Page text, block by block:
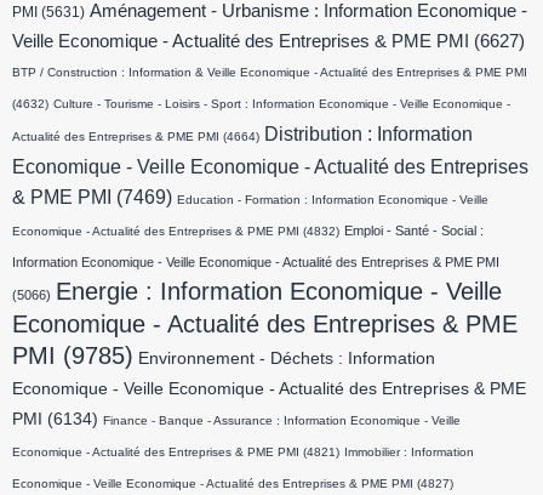
PMI (5631) Aménagement - Urbanisme : Information Economique -
Veille Economique - Actualité des Entreprises & PME PMI
(6627)
BTP / Construction : Information & Veille Economique - Actualité des Entreprises & PME PMI
(4632) Culture - Tourisme - Loisirs - Sport : Information Economique - Veille Economique -
Actualité des Entreprises & PME PMI (4664) Distribution : Information
Economique - Veille Economique - Actualité des Entreprises
& PME PMI
(7469) Education - Formation : Information Economique - Veille
Economique - Actualité des Entreprises & PME PMI (4832) Emploi - Santé - Social :
Information Economique - Veille Economique - Actualité des Entreprises & PME PMI
(5066) Energie : Information Economique - Veille
Economique - Actualité des Entreprises & PME
PMI (9785) Environnement - Déchets : Information
Economique - Veille Economique - Actualité des Entreprises & PME
PMI
(6134) Finance - Banque - Assurance : Information Economique - Veille
Economique - Actualité des Entreprises & PME PMI (4821) Immobilier : Information
Economique - Veille Economique - Actualité des Entreprises & PME PMI (4827)